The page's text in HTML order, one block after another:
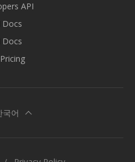
API
Docs
Docs
국어